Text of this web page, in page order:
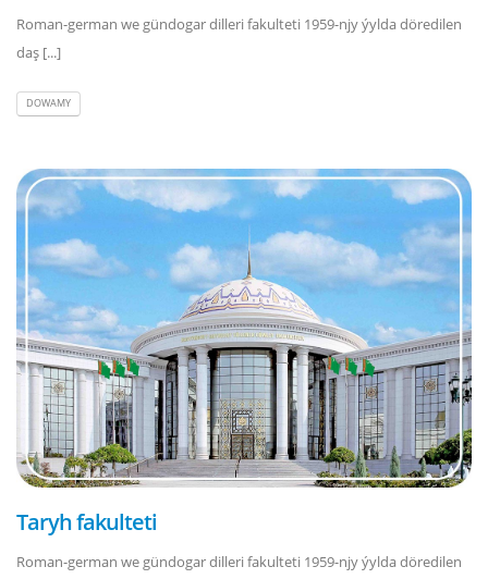
Roman-german we gündogar dilleri fakulteti 1959-njy ýylda döredilen
daş [...]
DOWAMY
Taryh fakulteti
Roman-german we gündogar dilleri fakulteti 1959-njy ýylda döredilen